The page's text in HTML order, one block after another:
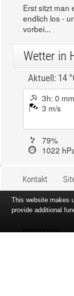
Erst sitzt man
endlich los -
vorbei...
Wetter in
Aktuell: 14
3h: 0 mm
3 m/s
79%
1022
Kontakt
Impressum
This website makes
provide additional